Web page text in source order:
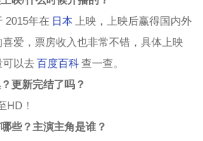
2015年在 日本
上映，上映后赢得国内外
爱，票房收入也非常不错，具体上映
可以去百度百科查一查。
更新完结了吗？
HD！
些？主演主角是谁？